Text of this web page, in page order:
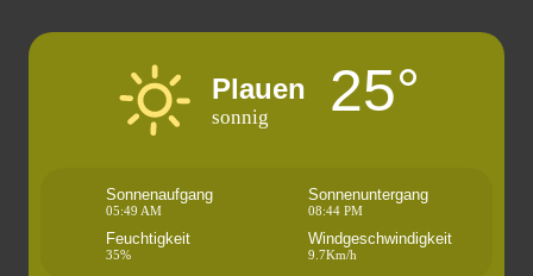
Plauen
sonnig 25°
Sonnenaufgang
05:49 AM
Sonnenuntergang
08:44 PM
Feuchtigkeit
35%
Windgeschwindigkeit
9.7Km/h